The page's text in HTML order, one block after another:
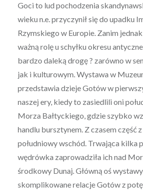
Goci to lud pochodzenia
wieku n.e. przyczynił się do upadku
Rzymskiego w Europie. Zanim
ważną rolę u schyłku okresu
bardzo daleką drogę ? zarówno w
jak i kulturowym. Wystawa w
przedstawia dzieje Gotów w
naszej ery, kiedy to zasiedlili oni
Morza Bałtyckiego, gdzie szybko
handlu bursztynem. Z czasem część z
południowy wschód. Trwająca kilka
wędrówka zaprowadziła ich nad
środkowy Dunaj. Główną oś
skomplikowane relacje Gotów z